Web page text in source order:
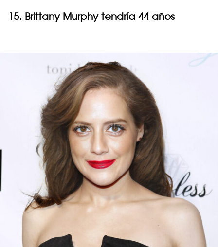
15. Brittany Murphy tendría 44 años